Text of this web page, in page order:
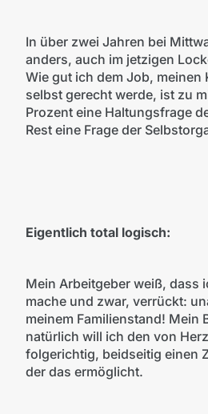
In über zwei Jahren bei
anders, auch im jetzigen
Wie gut ich dem Job, meinen
selbst gerecht werde, ist zu
Prozent eine Haltungsfrage
Rest eine Frage der
Eigentlich total logisch:
Mein Arbeitgeber weiß, dass
mache und zwar, verrückt:
meinem Familienstand! Mein
natürlich will ich den von
folgerichtig, beidseitig einen
der das ermöglicht.